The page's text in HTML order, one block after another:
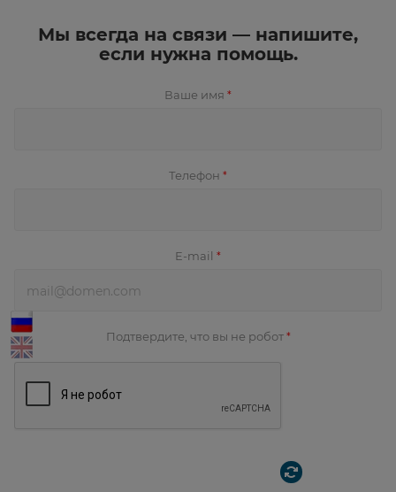
Мы всегда на связи — напишите,
если нужна помощь.
Ваше имя *
Телефон *
E-mail *
Подтвердите, что вы не робот *